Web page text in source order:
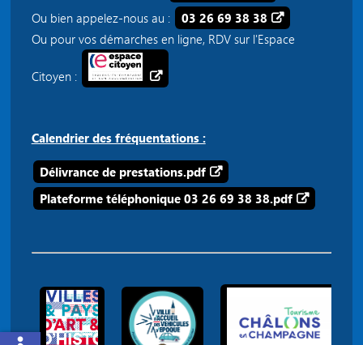
Ou bien appelez-nous au :
03 26 69 38 38
Ou pour vos démarches en ligne, RDV sur l'Espace
Citoyen :
Calendrier des fréquentations :
Délivrance de prestations.pdf
Plateforme téléphonique 03 26 69 38 38.pdf